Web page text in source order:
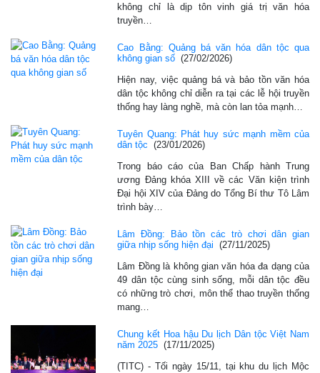
không chỉ là dịp tôn vinh giá trị văn hóa
truyền…
Cao Bằng: Quảng bá văn hóa dân tộc qua
không gian số (27/02/2026)
Hiện nay, việc quảng bá và bảo tồn văn hóa
dân tộc không chỉ diễn ra tại các lễ hội truyền
thống hay làng nghề, mà còn lan tỏa mạnh…
Tuyên Quang: Phát huy sức mạnh mềm của
dân tộc
(23/01/2026)
Trong báo cáo của Ban Chấp hành Trung
ương Đảng khóa XIII về các Văn kiện trình
Đại hội XIV của Đảng do Tổng Bí thư Tô Lâm
trình bày…
Lâm Đồng: Bảo tồn các trò chơi dân gian
giữa nhịp sống hiện đại
(27/11/2025)
Lâm Đồng là không gian văn hóa đa dạng của
49 dân tộc cùng sinh sống, mỗi dân tộc đều
có những trò chơi, môn thể thao truyền thống
mang…
Chung kết Hoa hậu Du lịch Dân tộc Việt Nam
năm 2025 (17/11/2025)
(TITC) - Tối ngày 15/11, tại khu du lịch Mộc